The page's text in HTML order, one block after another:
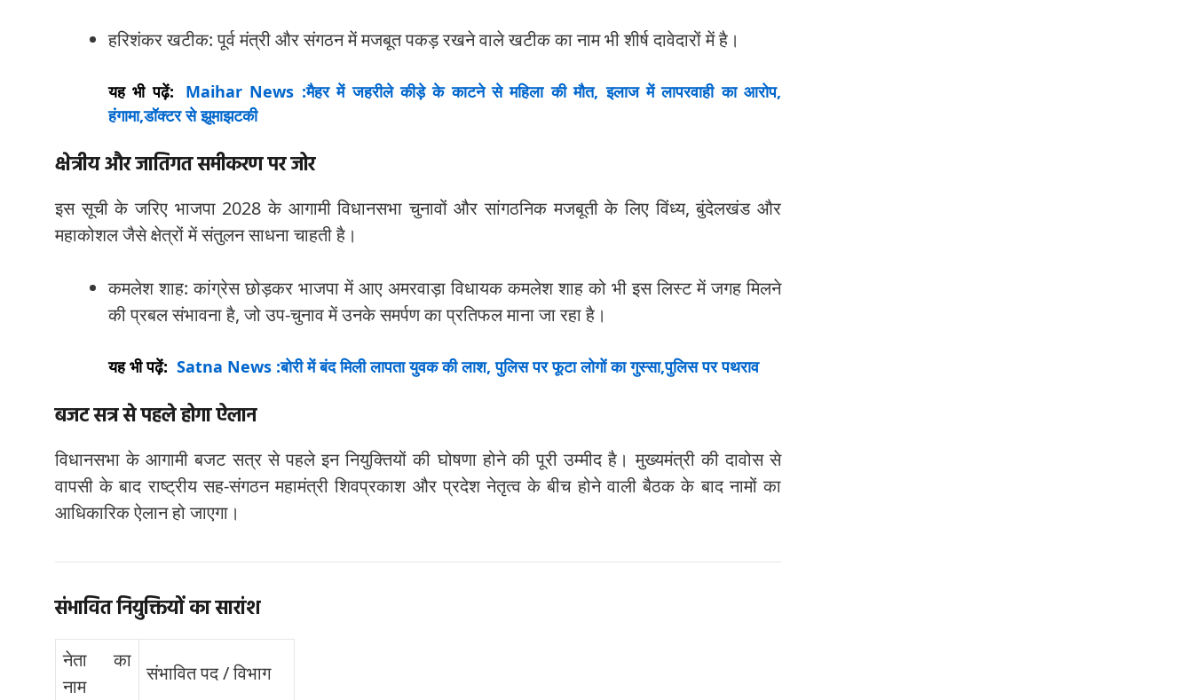
हरिशंकर खटीक: पूर्व मंत्री और संगठन में मजबूत पकड़ रखने वाले खटीक का नाम भी शीर्ष दावेदारों में है।
यह भी पढ़ें:
Maihar News :मैहर में जहरीले कीड़े के काटने से महिला की मौत, इलाज में लापरवाही का आरोप,
हंगामा,डॉक्टर से झूमाझटकी
क्षेत्रीय और जातिगत समीकरण पर जोर
इस सूची के जरिए भाजपा 2028 के आगामी विधानसभा चुनावों और सांगठनिक मजबूती के लिए विंध्य, बुंदेलखंड और
महाकोशल जैसे क्षेत्रों में संतुलन साधना चाहती है।
कमलेश शाह: कांग्रेस छोड़कर भाजपा में आए अमरवाड़ा विधायक कमलेश शाह को भी इस लिस्ट में जगह मिलने
की प्रबल संभावना है, जो उप-चुनाव में उनके समर्पण का प्रतिफल माना जा रहा है।
यह भी पढ़ें: Satna News :बोरी में बंद मिली लापता युवक की लाश, पुलिस पर फूटा लोगों का गुस्सा,पुलिस पर पथराव
बजट सत्र से पहले होगा ऐलान
विधानसभा के आगामी बजट सत्र से पहले इन नियुक्तियों की घोषणा होने की पूरी उम्मीद है। मुख्यमंत्री की दावोस से
वापसी के बाद राष्ट्रीय सह-संगठन महामंत्री शिवप्रकाश और प्रदेश नेतृत्व के बीच होने वाली बैठक के बाद नामों का
आधिकारिक ऐलान हो जाएगा।
संभावित नियुक्तियों का सारांश
नेता का
नाम
संभावित पद / विभाग